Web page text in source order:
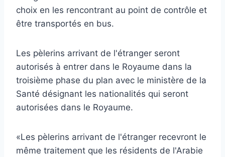
choix en les rencontrant au point de contrôle et
être transportés en bus.
Les pèlerins arrivant de l'étranger seront
autorisés à entrer dans le Royaume dans la
troisième phase du plan avec le ministère de la
Santé désignant les nationalités qui seront
autorisées dans le Royaume.
«Les pèlerins arrivant de l'étranger recevront le
même traitement que les résidents de l'Arabie